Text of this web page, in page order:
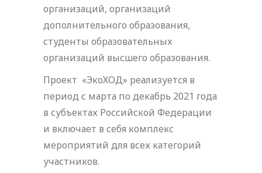
организаций, организаций
дополнительного образования,
студенты образовательных
организаций высшего образования.
Проект «ЭкоХОД» реализуется в
период с марта по декабрь 2021 года
в субъектах Российской Федерации
и включает в себя комплекс
мероприятий для всех категорий
участников.